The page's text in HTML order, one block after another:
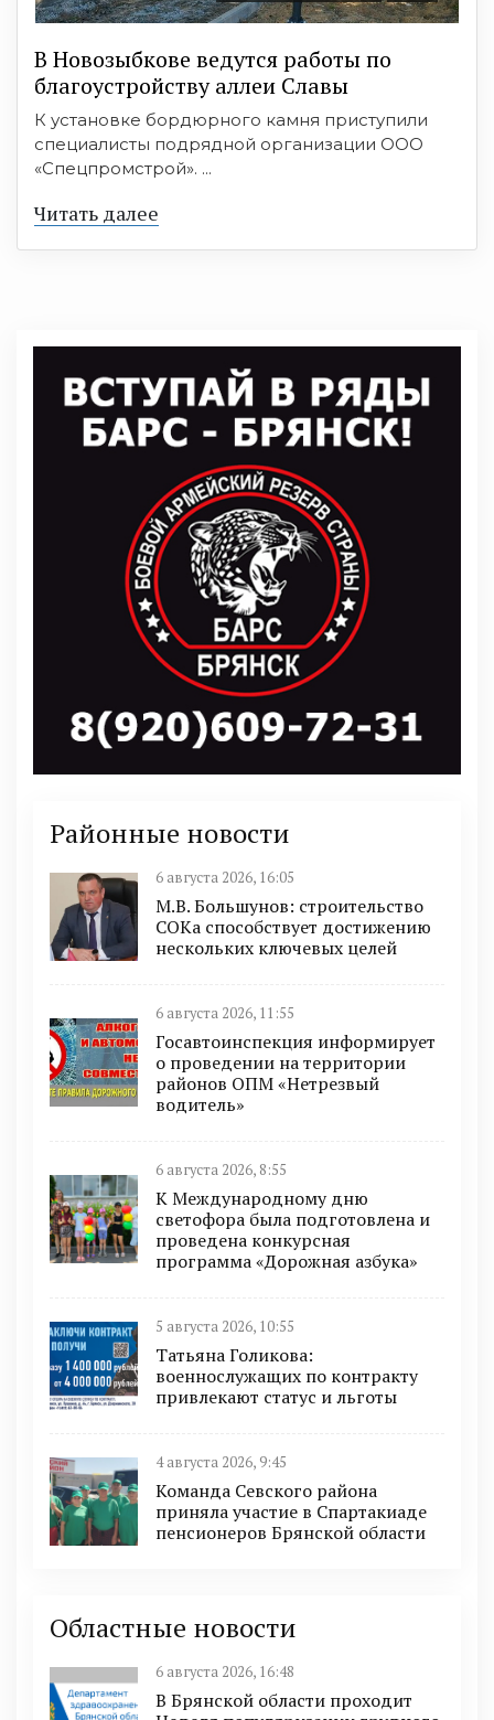
В Новозыбкове ведутся работы по
благоустройству аллеи Славы
К установке бордюрного камня приступили
специалисты подрядной организации ООО
«Спецпромстрой». ...
Читать далее
Районные новости
6 августа 2026, 16:05
М.В. Большунов: строительство
СОКа способствует достижению
нескольких ключевых целей
6 августа 2026, 11:55
Госавтоинспекция информирует
о проведении на территории
районов ОПМ «Нетрезвый
водитель»
6 августа 2026, 8:55
К Международному дню
светофора была подготовлена и
проведена конкурсная
программа «Дорожная азбука»
5 августа 2026, 10:55
Татьяна Голикова:
военнослужащих по контракту
привлекают статус и льготы
4 августа 2026, 9:45
Команда Севского района
приняла участие в Спартакиаде
пенсионеров Брянской области
Областные новости
6 августа 2026, 16:48
В Брянской области проходит